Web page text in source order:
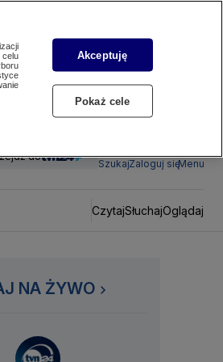
do
SzukajZaloguj sięMenu
CzytajSłuchajOglądaj
NA ŻYWO
celu
Akceptuję
Pokaż cele